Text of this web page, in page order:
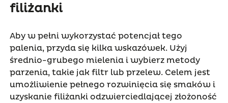
filiżanki
Aby w pełni wykorzystać potencjał tego
palenia, przyda się kilka wskazówek. Użyj
średnio-grubego mielenia i wybierz metody
parzenia, takie jak filtr lub przelew. Celem jest
umożliwienie pełnego rozwinięcia się smaków i
uzyskanie filiżanki odzwierciedlającej złożoność